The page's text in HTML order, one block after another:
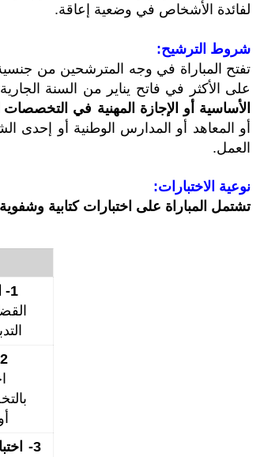
لفائدة الأشخاص في وضعية إعاقة.
شروط الترشيح:
على الأكثر في فاتح يناير من السنة
الأساسية أو الإجازة المهنية في التخصصات
أو المعاهد أو المدارس الوطنية أو إحدى
العمل.
نوعية الاختبارات:
تشتمل المباراة على اختبارات كتابية وشفوية
1- اختبار كتابي:
2- اختبار كتابي
3- اختبار شفوي: